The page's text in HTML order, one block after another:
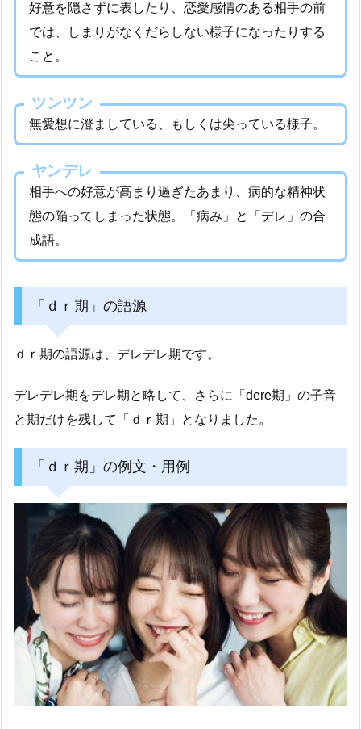
好意を隠さずに表したり、恋愛感情のある相手の前
では、しまりがなくだらしない様子になったりする
こと。
ツンツン
無愛想に澄ましている、もしくは尖っている様子。
ヤンデレ
相手への好意が高まり過ぎたあまり、病的な精神状
態の陥ってしまった状態。「病み」と「デレ」の合
成語。
「ｄｒ期」の語源
ｄｒ期の語源は、デレデレ期です。
デレデレ期をデレ期と略して、さらに「dere期」の子音
と期だけを残して「ｄｒ期」となりました。
「ｄｒ期」の例文・用例